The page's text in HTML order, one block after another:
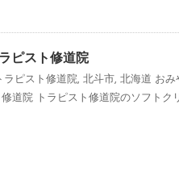
ピスト修道院
ラピスト修道院, 北斗市 , 北海道 おみ
道院 トラピスト修道院のソフトク